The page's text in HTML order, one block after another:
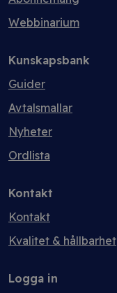
Webbinarium
Kunskapsbank
Guider
Avtalsmallar
Nyheter
Ordlista
Kontakt
Kontakt
Kvalitet & hållbarhet
Logga in